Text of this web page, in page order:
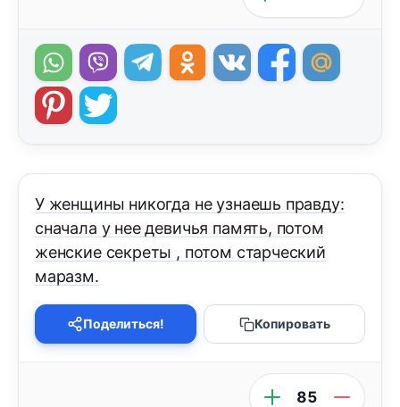
У женщины никогда не узнаешь правду:
сначала у нее девичья память, потом
женские секреты , потом старческий
маразм.
Поделиться! Копировать
85